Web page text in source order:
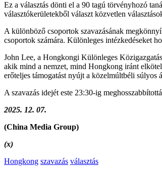
Ez a választás dönti el a 90 tagú törvényhozó
választókerületekből választ közvetlen
A különböző csoportok szavazásának
csoportok számára. Különleges intézkedéseket
John Lee, a Hongkongi Különleges
akik mind a nemzet, mind Hongkong iránt
erőteljes támogatást nyújt a közelmúltbéli súlyos
A szavazás idejét este 23:30-ig
2025. 12. 07.
(China Media Group)
(x)
Hongkong szavazás választás